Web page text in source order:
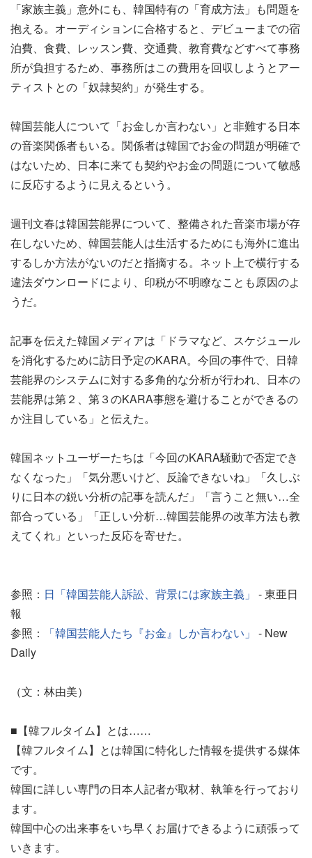
「家族主義」意外にも、韓国特有の「育成方法」も問題を
抱える。オーディションに合格すると、デビューまでの宿
泊費、食費、レッスン費、交通費、教育費などすべて事務
所が負担するため、事務所はこの費用を回収しようとアー
ティストとの「奴隷契約」が発生する。
韓国芸能人について「お金しか言わない」と非難する日本
の音楽関係者もいる。関係者は韓国でお金の問題が明確で
はないため、日本に来ても契約やお金の問題について敏感
に反応するように見えるという。
週刊文春は韓国芸能界について、整備された音楽市場が存
在しないため、韓国芸能人は生活するためにも海外に進出
するしか方法がないのだと指摘する。ネット上で横行する
違法ダウンロードにより、印税が不明瞭なことも原因のよ
うだ。
記事を伝えた韓国メディアは「ドラマなど、スケジュール
を消化するために訪日予定のKARA。今回の事件で、日韓
芸能界のシステムに対する多角的な分析が行われ、日本の
芸能界は第２、第３のKARA事態を避けることができるの
か注目している」と伝えた。
韓国ネットユーザーたちは「今回のKARA騒動で否定でき
なくなった」「気分悪いけど、反論できないね」「久しぶ
りに日本の鋭い分析の記事を読んだ」「言うこと無い…全
部合っている」「正しい分析…韓国芸能界の改革方法も教
えてくれ」といった反応を寄せた。
参照： 日「韓国芸能人訴訟、背景には家族主義」 - 東亜日
報
参照：
「韓国芸能人たち『お金』しか言わない」 - New
Daily
（文：林由美）
■【韓フルタイム】とは……
【韓フルタイム】とは韓国に特化した情報を提供する媒体
です。
韓国に詳しい専門の日本人記者が取材、執筆を行っており
ます。
韓国中心の出来事をいち早くお届けできるように頑張って
いきます。